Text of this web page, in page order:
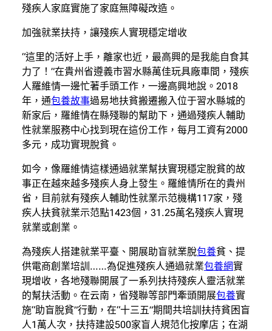
殘疾人家庭實施了家庭無障礙改造。
加強就業扶持，讓殘疾人實現穩定增收
“這里的活好上手，離家也近，最高興的是我能自食其
力了！”在貴州省遵義市習水縣萬佳玩具廠車間，殘疾
人羅維情一邊忙著手頭工作，一邊高興地說。2018
年，通包養故事過易地扶貧搬遷搬入位于習水縣城的
新家后，羅維情在縣殘聯的幫助下，通過殘疾人輔助
性就業服務中心找到現在這份工作，每月工資有2000
多元，成功實現脫貧。
如今，像羅維情這樣通過就業幫扶實現穩定脫貧的故
事正在越來越多殘疾人身上發生。羅維情所在的貴州
省，目前就有殘疾人輔助性就業示范機構117家，殘
疾人扶貧就業示范點1423個，31.25萬名殘疾人實現
就業或創業。
為殘疾人搭建就業平臺、開展助盲就業脫包養貧、提
供電商創業培訓……為促進殘疾人通過就業包養網實
現增收，各地殘聯開展了一系列扶持殘疾人靈活就業
的幫扶活動。在云南，省殘聯等部門牽頭開展包養實
施“助盲脫貧”行動，在“十三五”期間共培訓扶持貧困盲
人1萬人次，扶持建設500家盲人規范化按摩店；在湖